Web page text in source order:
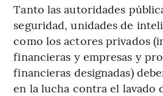
Tanto las autoridades
seguridad, unidades de
como los actores privados
financieras y empresas y
financieras designadas)
en la lucha contra el lavado